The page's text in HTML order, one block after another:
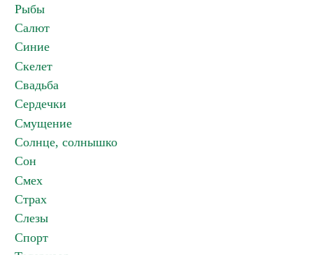
Рыбы
Салют
Синие
Скелет
Свадьба
Сердечки
Смущение
Солнце, солнышко
Сон
Смех
Страх
Слезы
Спорт